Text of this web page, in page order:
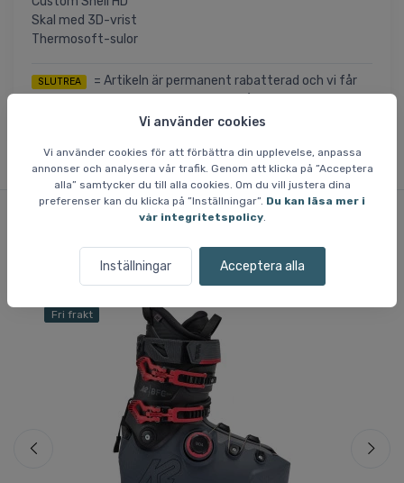
Vi använder cookies
Vi använder cookies för att förbättra din upplevelse, anpassa
annonser och analysera vår trafik. Genom att klicka på ”Acceptera
alla” samtycker du till alla cookies. Om du vill justera dina
preferenser kan du klicka på ”Inställningar”. Du kan läsa mer i
vår integritetspolicy.
Inställningar Acceptera alla
Skal med 3D-vrist
Thermosoft-sulor
SLUTREA
= Artikeln är permanent rabatterad och vi får
finns på lager är inte tillgängliga.
Liknande varor
Fri frakt